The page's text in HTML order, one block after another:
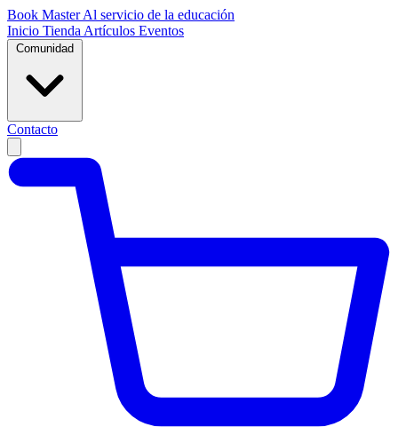
Book Master Al servicio de la educación
Inicio Tienda Artículos Eventos
Comunidad
Contacto